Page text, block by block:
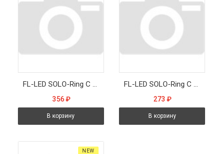
FL-LED SOLO-Ring С 18W 6400K круглый IP65 1800Лм 18Вт 170x170x50мм - Светильник
356₽
В корзину
FL-LED SOLO-Ring С 15W 6400K круглый IP65 1500Лм 15Вт 135x135x50мм - Светильник
273 ₽
В корзину
NEW